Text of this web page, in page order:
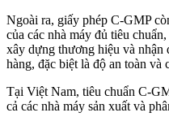
Ngoài ra, giấy phép C-GMP
của các nhà máy đủ tiêu
xây dựng thương hiệu và
hàng, đặc biệt là độ an toàn
Tại Việt Nam, tiêu chuẩn C-
cả các nhà máy sản xuất và